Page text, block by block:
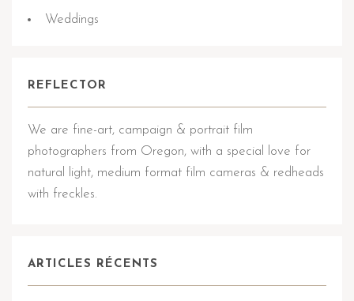
Weddings
REFLECTOR
We are fine-art, campaign & portrait film
photographers from Oregon, with a special love for
natural light, medium format film cameras & redheads
with freckles.
ARTICLES RÉCENTS